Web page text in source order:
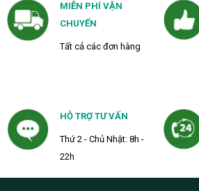
MIỄN PHÍ VẬN
CHUYỂN
Tất cả các đơn hàng
HỖ TRỢ TƯ VẤN
Thứ 2 - Chủ Nhật: 8h -
22h